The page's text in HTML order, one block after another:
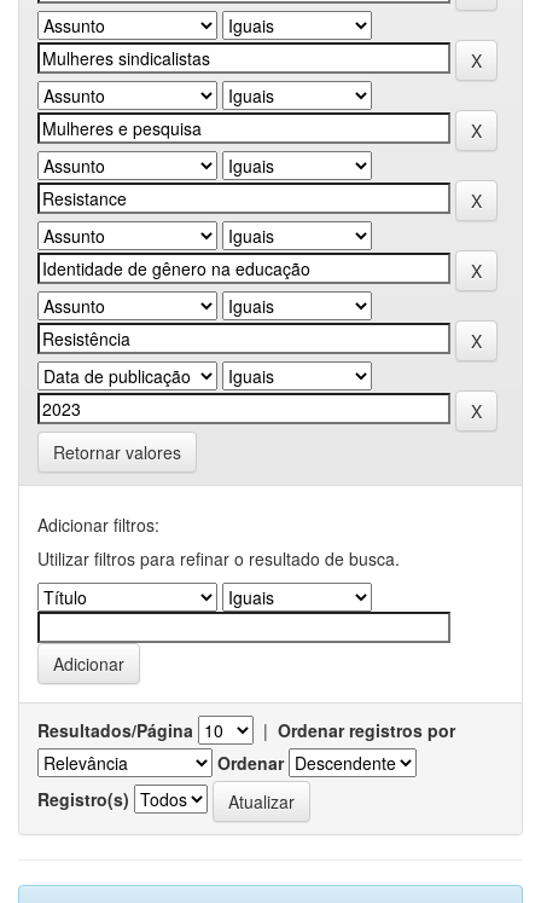
Retornar valores
Adicionar filtros:
Utilizar filtros para refinar o resultado de busca.
Resultados/Página | Ordenar registros por
Ordenar
Registro(s)